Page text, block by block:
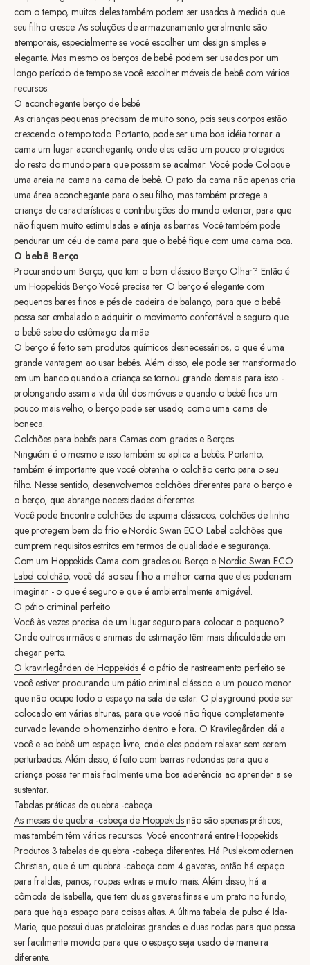
com o tempo, muitos deles também podem ser usados ​​à medida que
seu filho cresce. As soluções de armazenamento geralmente são
atemporais, especialmente se você escolher um design simples e
elegante. Mas mesmo os berços de bebê podem ser usados ​​por um
longo período de tempo se você escolher móveis de bebê com vários
recursos.
O aconchegante berço de bebê
As crianças pequenas precisam de muito sono, pois seus corpos estão
crescendo o tempo todo. Portanto, pode ser uma boa idéia tornar a
cama um lugar aconchegante, onde eles estão um pouco protegidos
do resto do mundo para que possam se acalmar. Você pode Coloque
uma areia na cama na cama de bebê. O pato da cama não apenas cria
uma área aconchegante para o seu filho, mas também protege a
criança de características e contribuições do mundo exterior, para que
não fiquem muito estimuladas e atinja as barras. Você também pode
pendurar um céu de cama para que o bebê fique com uma cama oca.
O bebê Berço
Procurando um Berço, que tem o bom clássico Berço Olhar? Então é
um Hoppekids Berço Você precisa ter. O berço é elegante com
pequenos bares finos e pés de cadeira de balanço, para que o bebê
possa ser embalado e adquirir o movimento confortável e seguro que
o bebê sabe do estômago da mãe.
O berço é feito sem produtos químicos desnecessários, o que é uma
grande vantagem ao usar bebês. Além disso, ele pode ser transformado
em um banco quando a criança se tornou grande demais para isso -
prolongando assim a vida útil dos móveis e quando o bebê fica um
pouco mais velho, o berço pode ser usado, como uma cama de
boneca.
Colchões para bebês para Camas com grades e Berços
Ninguém é o mesmo e isso também se aplica a bebês. Portanto,
também é importante que você obtenha o colchão certo para o seu
filho. Nesse sentido, desenvolvemos colchões diferentes para o berço e
o berço, que abrange necessidades diferentes.
Você pode Encontre colchões de espuma clássicos, colchões de linho
que protegem bem do frio e Nordic Swan ECO Label colchões que
cumprem requisitos estritos em termos de qualidade e segurança.
Com um Hoppekids Cama com grades ou Berço e Nordic Swan ECO
Label colchão, você dá ao seu filho a melhor cama que eles poderiam
imaginar - o que é seguro e que é ambientalmente amigável.
O pátio criminal perfeito
Você às vezes precisa de um lugar seguro para colocar o pequeno?
Onde outros irmãos e animais de estimação têm mais dificuldade em
chegar perto.
O kravirlegården de Hoppekids é o pátio de rastreamento perfeito se
você estiver procurando um pátio criminal clássico e um pouco menor
que não ocupe todo o espaço na sala de estar. O playground pode ser
colocado em várias alturas, para que você não fique completamente
curvado levando o homenzinho dentro e fora. O Kravilegården dá a
você e ao bebê um espaço livre, onde eles podem relaxar sem serem
perturbados. Além disso, é feito com barras redondas para que a
criança possa ter mais facilmente uma boa aderência ao aprender a se
sustentar.
Tabelas práticas de quebra -cabeça
As mesas de quebra -cabeça de Hoppekidsnão são apenas práticos,
mas também têm vários recursos. Você encontrará entre Hoppekids
Produtos 3 tabelas de quebra -cabeça diferentes. Há Puslekomodernen
Christian, que é um quebra -cabeça com 4 gavetas, então há espaço
para fraldas, panos, roupas extras e muito mais. Além disso, há a
cômoda de Isabella, que tem duas gavetas finas e um prato no fundo,
para que haja espaço para coisas altas. A última tabela de pulso é Ida-
Marie, que possui duas prateleiras grandes e duas rodas para que possa
ser facilmente movido para que o espaço seja usado de maneira
diferente.